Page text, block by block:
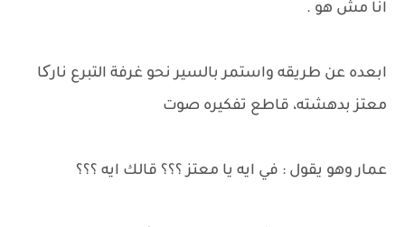
انا مش هو .
ابعده عن طريقه واستمر بالسير نحو غرفة التبرع نارکا
معتز بدهشته، قاطع تفكيره صوت
عمار وهو يقول : في ايه يا معتز ؟؟؟ قالك ايه ؟؟؟